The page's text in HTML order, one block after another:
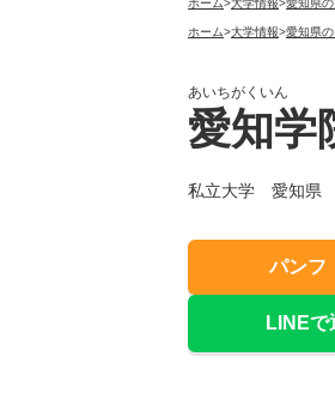
ホーム>大学情報>愛知県
ホーム>大学情報>愛知県
あいちがくいん
愛知学
私立大学 愛知県
パンフ
LINEで